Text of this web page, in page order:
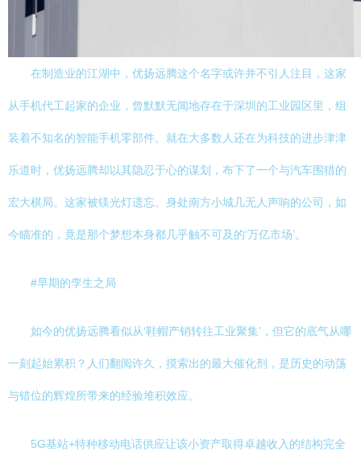
在制造业的江湖中，优扬远腾这个名字或许并不引人注目，这家
从手机代工起家的企业，曾默默无闻地存在于深圳的工业园区里，组
装着不知名的智能手机零部件。就在大多数人还在为科技的进步津津
乐道时，优扬远腾却以其隐忍于心的谋划，布下了一个与汽车围猎的
宏大棋局。这家被镁光灯遗忘、身处南方小城几无人声响的公司，如
今瞄准的，竟是那个梦想本身都几乎触不可及的‘万亿市场’。
#早期的孪生之局
如今的优扬远腾看似从‘鞋帽产销转往工业聚集’，但它的底气从哪
一刻起始累积？人们翻阅许久，摸索出的最大催化剂，是历史的动荡
与错位的辉煌所带来的经验堆积效应。
5G基站+特种移动电话供应让该小资产取得卓越收入的结构完全